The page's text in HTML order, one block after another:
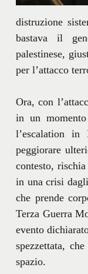
distruzione
bastava il
palestinese,
per l’attacco
Ora, con
in un
l’escalation in
peggiorare
contesto,
in una crisi
che prende
Terza Guerra
evento
spezzettata,
spazio.